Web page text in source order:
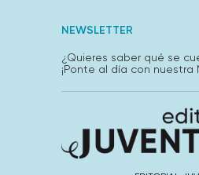
NEWSLETTER
¿Quieres saber qué se
¡Ponte al día con nuestra